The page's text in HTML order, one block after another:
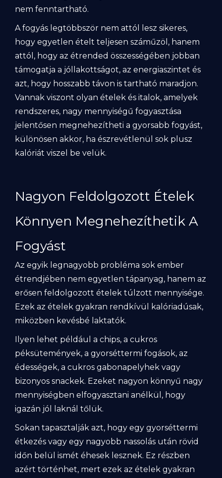
nem fenntartható.
A fogyás legtöbbször nem attól lesz sikeres,
hogy egyetlen ételt teljesen száműzöl, hanem
attól, hogy az étrended összességében jobban
támogatja a jóllakottságot, az energiaszintet és
azt, hogy hosszabb távon is tartható maradjon.
Vannak viszont olyan ételek és italok, amelyek
rendszeres, nagy mennyiségű fogyasztása
jelentősen megnehezítheti a gyorsabb fogyást,
különösen akkor, ha észrevétlenül sok plusz
kalóriát viszel be velük.
Nagyon Feldolgozott Ételek
Könnyen Megnehezíthetik A
Fogyást
Az egyik legnagyobb probléma sok ember
étrendjében nem egyetlen tápanyag, hanem az
erősen feldolgozott ételek túlzott mennyisége.
Ezek az ételek gyakran rendkívül kalóriadúsak,
miközben kevésbé laktatók.
Ilyen lehet például a chips, a cukros
péksütemények, a gyorséttermi fogások, az
édességek, a cukros gabonapelyhek vagy
bizonyos snackek. Ezeket nagyon könnyű nagy
mennyiségben elfogyasztani anélkül, hogy
igazán jól laknál tőlük.
Sokan tapasztalják azt, hogy egy gyorséttermi
étkezés vagy egy nagyobb nassolás után rövid
időn belül ismét éhesek lesznek. Ez részben
azért történhet, mert ezek az ételek gyakran